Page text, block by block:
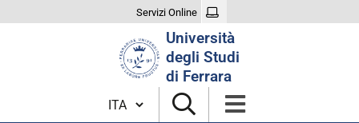
Servizi Online
Università
degli Studi
di Ferrara
Cambia lingua